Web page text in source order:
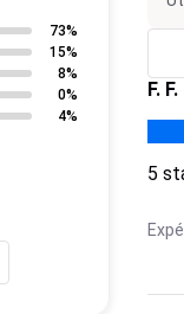
73%
15%
8%
0%
4%
F. F.
5